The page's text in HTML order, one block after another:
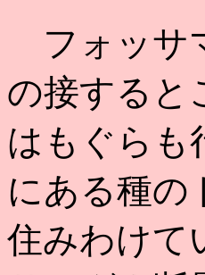
フォッサ
の接すると
はもぐらも
にある種の
住みわけて